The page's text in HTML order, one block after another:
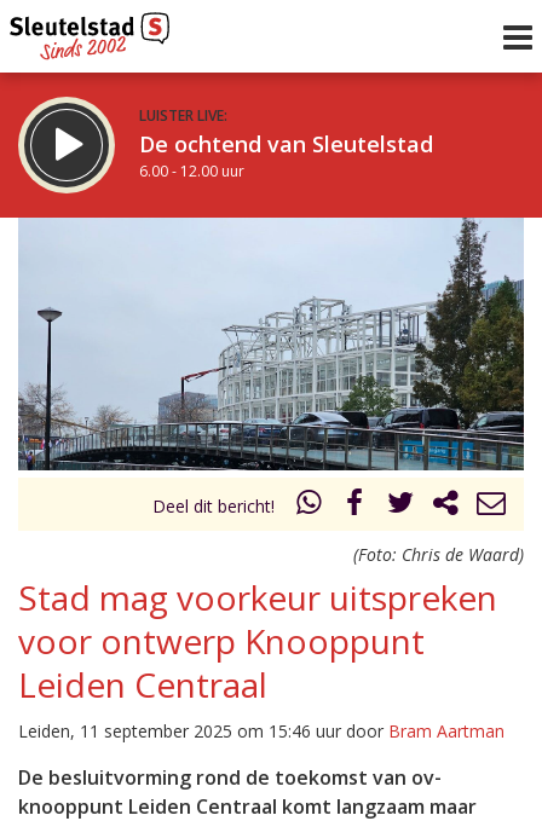
LUISTER LIVE:
De ochtend van Sleutelstad
6.00 - 12.00 uur
Vorig uur
uur 1 van 0 Volgend uur
Inklappen
Deel dit bericht!
(Foto: Chris de Waard)
Stad mag voorkeur uitspreken
voor ontwerp Knooppunt
Leiden Centraal
Leiden, 11 september 2025 om 15:46 uur door Bram Aartman
De besluitvorming rond de toekomst van ov-
knooppunt Leiden Centraal komt langzaam maar